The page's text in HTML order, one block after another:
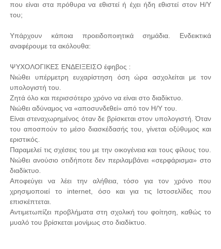
που είναι στα πρόθυρα να εθιστεί ή έχει ήδη εθιστεί στον Η/Υ
του;
Υπάρχουν κάποια προειδοποιητικά σημάδια. Ενδεικτικά
αναφέρουμε τα ακόλουθα:
ΨΥΧΟΛΟΓΙΚΕΣ ΕΝΔΕΙΞΕΙΣΟ έφηβος :
Νιώθει υπέρμετρη ευχαρίστηση όση ώρα ασχολείται με τον
υπολογιστή του.
Ζητά όλο και περισσότερο χρόνο να είναι στο διαδίκτυο.
Νιώθει αδύναμος να «αποσυνδεθεί» από τον Η/Υ του.
Είναι στεναχωρημένος όταν δε βρίσκεται στον υπολογιστή. Όταν
του αποσπούν το μέσο διασκέδασής του, γίνεται οξύθυμος και
εριστικός.
Παραμελεί τις σχέσεις του με την οικογένεια και τους φίλους του.
Νιώθει ανούσιο οτιδήποτε δεν περιλαμβάνει «σερφάρισμα» στο
διαδίκτυο.
Αποφεύγει να λέει την αλήθεια, τόσο για τον χρόνο που
χρησιμοποιεί το internet, όσο και για τις Ιστοσελίδες που
επισκέπτεται.
Αντιμετωπίζει προβλήματα στη σχολική του φοίτηση, καθώς το
μυαλό του βρίσκεται μονίμως στο διαδίκτυο.